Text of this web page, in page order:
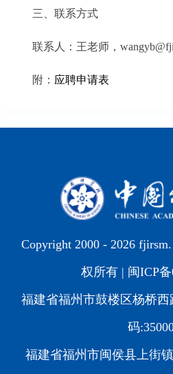
三、联系方式
联系人：王老师 ，
附： 应聘申请表
Copyright 2000 - 2026
权所有 | 闽ICP
福建省福州市鼓楼区杨桥
码
福建省福州市闽侯县上街